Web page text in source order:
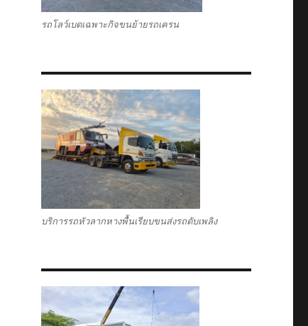
รถโลว์เบดเฉพาะกิจขนย้ายรถเครน
บริการรถหัวลากหางพื้นเรียบขนส่งรถดับเพลิง